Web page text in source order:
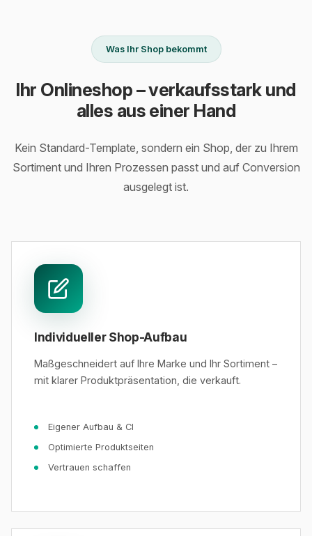
Was Ihr Shop bekommt
Ihr Onlineshop – verkaufsstark und
alles aus einer Hand
Kein Standard-Template, sondern ein Shop, der zu Ihrem
Sortiment und Ihren Prozessen passt und auf Conversion
ausgelegt ist.
Individueller Shop-Aufbau
Maßgeschneidert auf Ihre Marke und Ihr Sortiment –
mit klarer Produktpräsentation, die verkauft.
Eigener Aufbau & CI
Optimierte Produktseiten
Vertrauen schaffen